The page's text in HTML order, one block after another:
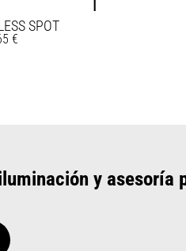
SPOT
€
y asesoría